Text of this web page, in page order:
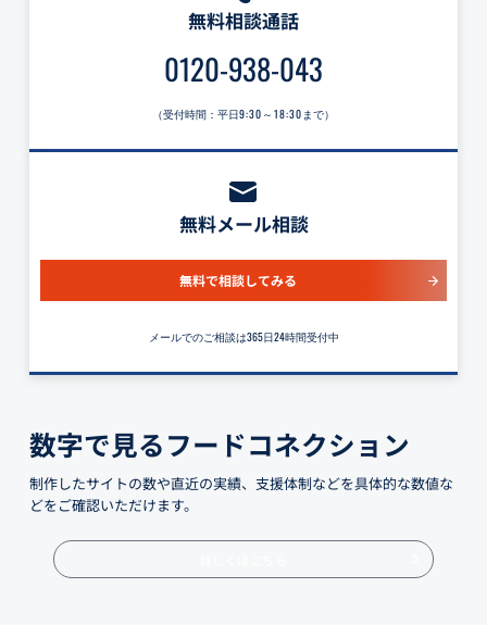
無料相談通話
0120-938-043
（受付時間：平日9:30～18:30 まで）
無料メール相談
無料で相談してみる
メールでのご相談は365日24時間受付中
数字で見るフードコネクション
制作したサイトの数や直近の実績、支援体制などを具体的な数値な
どをご確認いただけます。